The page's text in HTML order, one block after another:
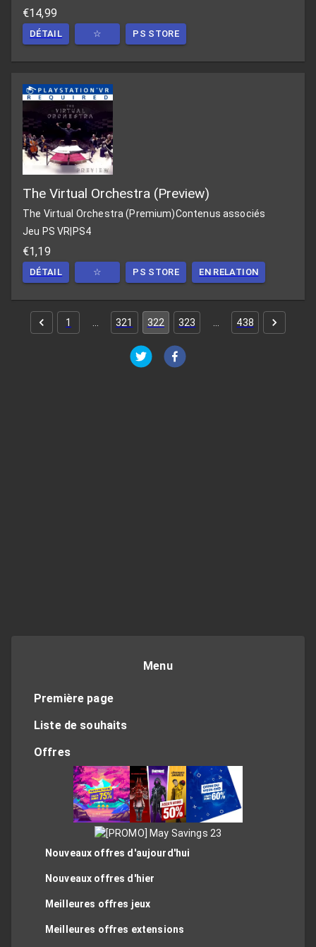
€14,99
DÉTAIL ☆ PS STORE
The Virtual Orchestra (Preview)
The Virtual Orchestra (Premium)Contenus associés
Jeu PS VR PS4
€1,19
DÉTAIL ☆ PS STORE EN RELATION
1 321 322 323 438
Menu
Première page
Liste de souhaits
Offres
Nouveaux offres d'aujourd'hui
Nouveaux offres d'hier
Meilleures offres jeux
Meilleures offres extensions